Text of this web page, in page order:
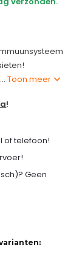
Toon meer
!
of telefoon!
Geen